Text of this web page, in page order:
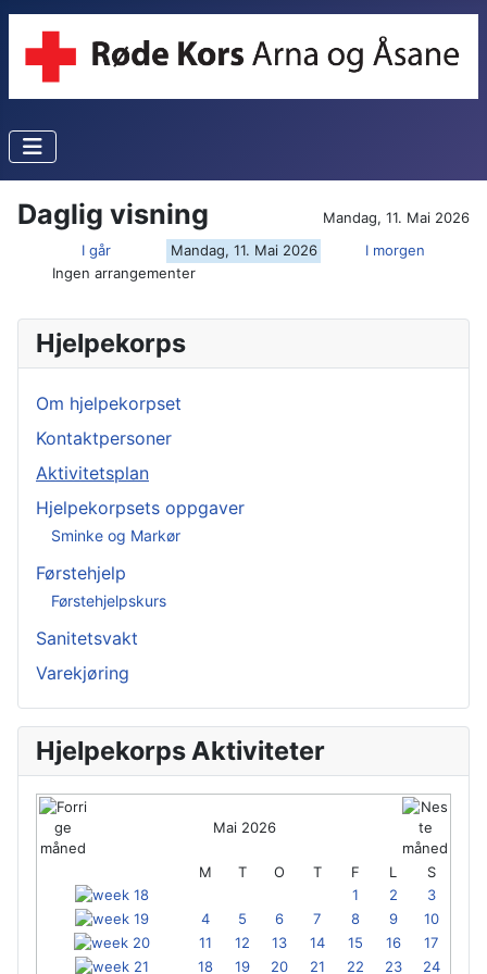
Daglig visning
Mandag, 11. Mai 2026
I går
Mandag, 11. Mai 2026
I morgen
Ingen arrangementer
Hjelpekorps
Om hjelpekorpset
Kontaktpersoner
Aktivitetsplan
Hjelpekorpsets oppgaver
Sminke og Markør
Førstehjelp
Førstehjelpskurs
Sanitetsvakt
Varekjøring
Hjelpekorps Aktiviteter
Mai 2026
M T O T F L
S
1
2
3
4
5 6 7 8 9
10
11
12 13 14 15 16
17
18
19 20 21 22 23 24